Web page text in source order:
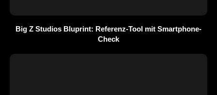
Big Z Studios Bluprint: Referenz-Tool mit Smartphone-
Check